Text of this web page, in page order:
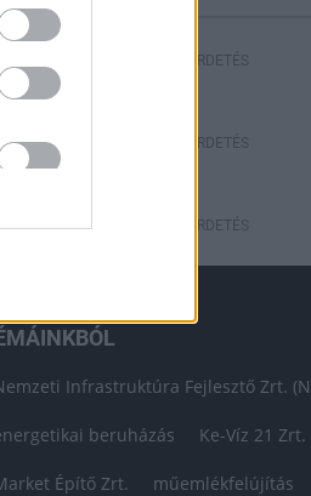
HIRDETÉS
HIRDETÉS
HIRDETÉS
Infrastruktúra Fejlesztő Zrt.
beruházás Ke-Víz 21 Zrt.
Építő Zrt. műemlékfelújítás